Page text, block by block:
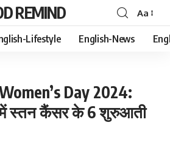
REMIND
Font
Resizer
Aa
Lifestyle English-News
Day 2024:
में स्तन कैंसर के 6 शुरुआती